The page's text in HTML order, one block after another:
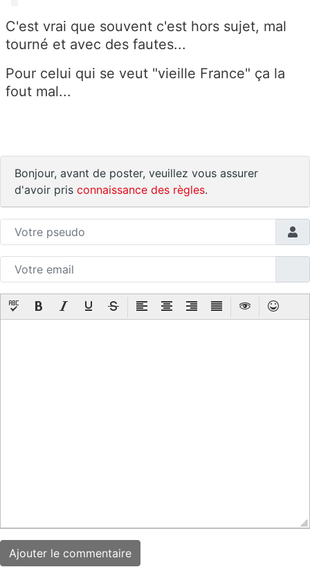
C'est vrai que souvent c'est hors sujet, mal
tourné et avec des fautes...
Pour celui qui se veut "vieille France" ça la
fout mal...
Bonjour, avant de poster, veuillez vous assurer
d'avoir pris connaissance des règles.